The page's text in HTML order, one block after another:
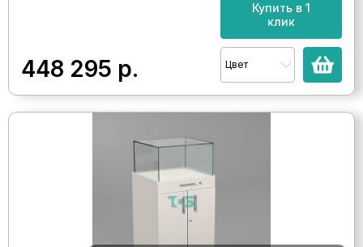
448 295 р.
Купить в 1
клик
Цвет